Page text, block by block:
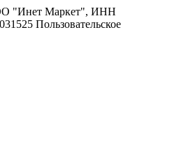
"Инет Маркет", ИНН
Пользовательское